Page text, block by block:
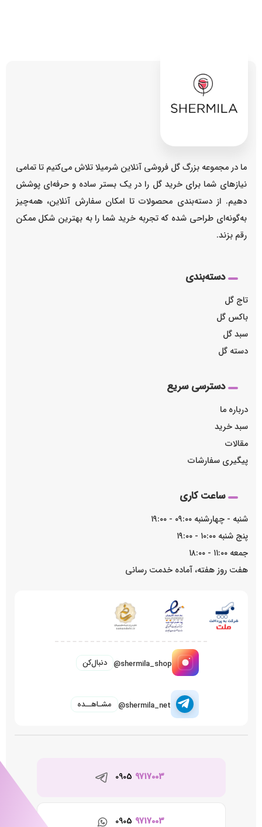
ما در مجموعه بزرگ گل فروشی آنلاین شرمیلا تلاش می‌کنیم تا تمامی
نیازهای شما برای خرید گل را در یک بستر ساده و حرفه‌ای پوشش
دهیم. از دسته‌بندی محصولات تا امکان سفارش آنلاین، همه‌چیز
به‌گونه‌ای طراحی شده که تجربه خرید شما را به بهترین شکل ممکن
رقم بزند.
دسته‌بندی
تاج گل
باکس گل
سبد گل
دسته گل
دسترسی سریع
درباره ما
سبد خرید
مقالات
پیگیری سفارشات
ساعت کاری
شنبه - چهارشنبه ۰۹:۰۰ - ۱۹:۰۰
پنج شنبه ۱۰:۰۰ - ۱۹:۰۰
جمعه ۱۱:۰۰ - ۱۸:۰۰
هفت روز هفته، آماده خدمت رسانی
@shermila_shop دنبال‌کن
@shermila_net مشـاهــده
0905 9717003
0905 9717003